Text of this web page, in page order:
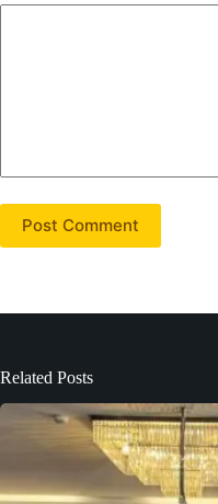
Post Comment
Related Posts